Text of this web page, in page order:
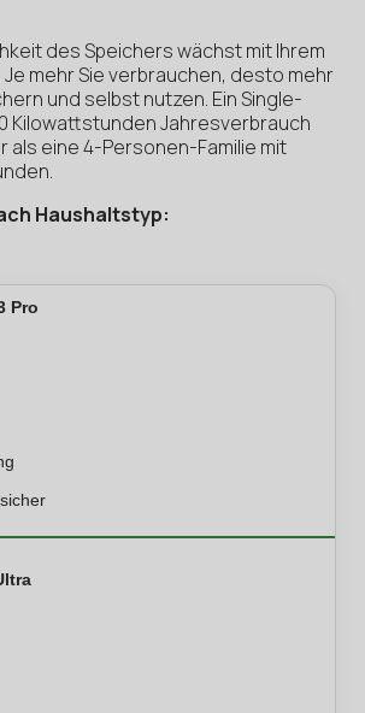
des Speichers wächst mit Ihrem
mehr Sie verbrauchen, desto mehr
und selbst nutzen. Ein Single-
Kilowattstunden Jahresverbrauch
eine 4-Personen-Familie mit
Haushaltstyp:
Pro